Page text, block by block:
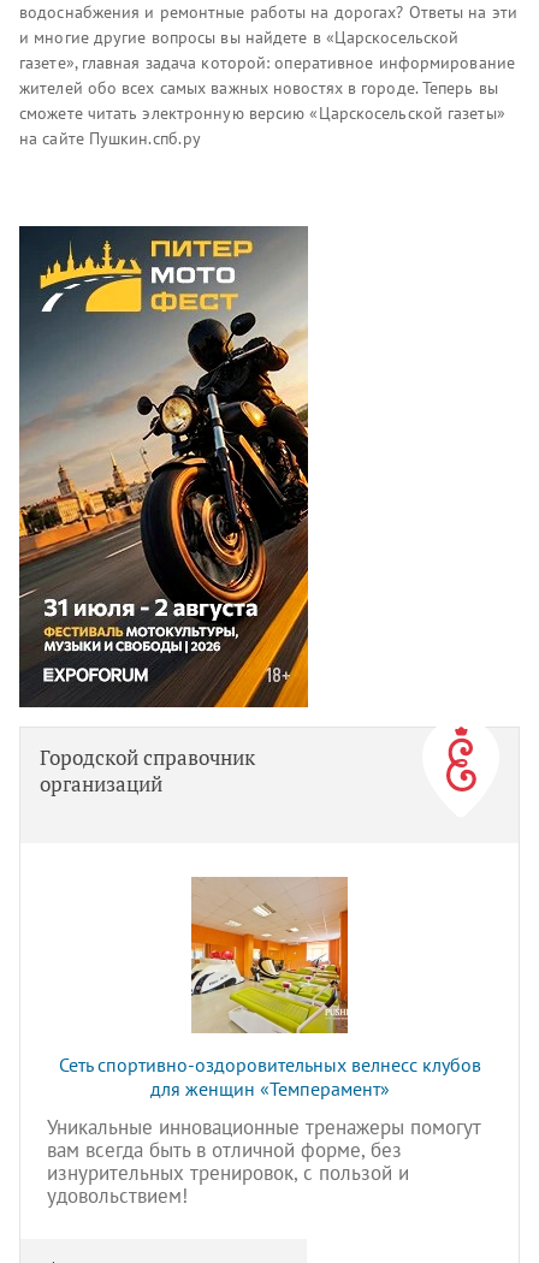
водоснабжения и ремонтные работы на дорогах? Ответы на эти
и многие другие вопросы вы найдете в «Царскосельской
газете», главная задача которой: оперативное информирование
жителей обо всех самых важных новостях в городе. Теперь вы
сможете читать электронную версию «Царскосельской газеты»
на сайте Пушкин.спб.ру
Городской справочник
организаций
Сеть спортивно-оздоровительных велнесс клубов
для женщин «Темперамент»
Уникальные инновационные тренажеры помогут
вам всегда быть в отличной форме, без
изнурительных тренировок, с пользой и
удовольствием!